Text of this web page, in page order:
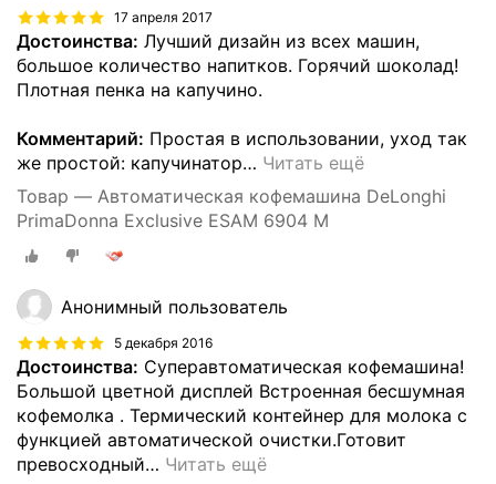
17 апреля 2017
Достоинства: Лучший дизайн из всех машин,
большое количество напитков. Горячий шоколад!
Плотная пенка на капучино.
Комментарий: Простая в использовании, уход так
же простой: капучинатор… Читать ещё
Товар — Автоматическая кофемашина DeLonghi
PrimaDonna Exclusive ESAM 6904 M
Анонимный пользователь
5 декабря 2016
Достоинства: Суперавтоматическая кофемашина!
Большой цветной дисплей Встроенная бесшумная
кофемолка . Термический контейнер для молока с
функцией автоматической очистки.Готовит
превосходный… Читать ещё